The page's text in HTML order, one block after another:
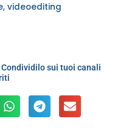
, videoediting
sui tuoi canali